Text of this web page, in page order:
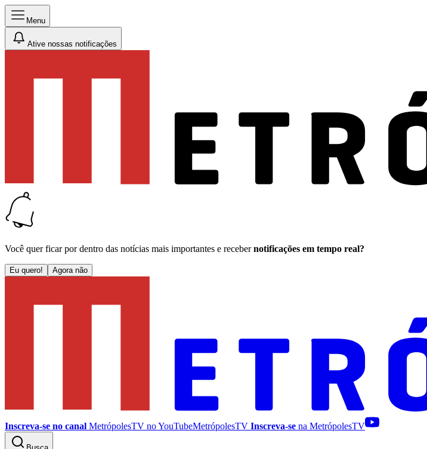
Menu
Ative nossas notificações
Você quer ficar por dentro das notícias mais importantes e receber notificações em tempo real?
Eu quero! Agora não
Inscreva-se no canal MetrópolesTV noYouTubeMetrópolesTV Inscreva-se na MetrópolesTV